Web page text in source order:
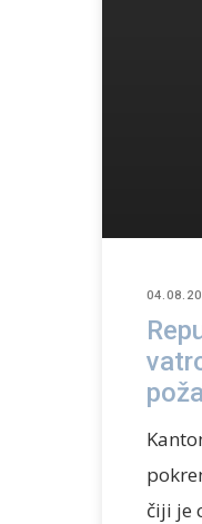
čiji je